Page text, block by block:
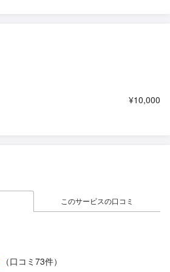
¥10,000
このサービスの口コミ
（口コミ73件）